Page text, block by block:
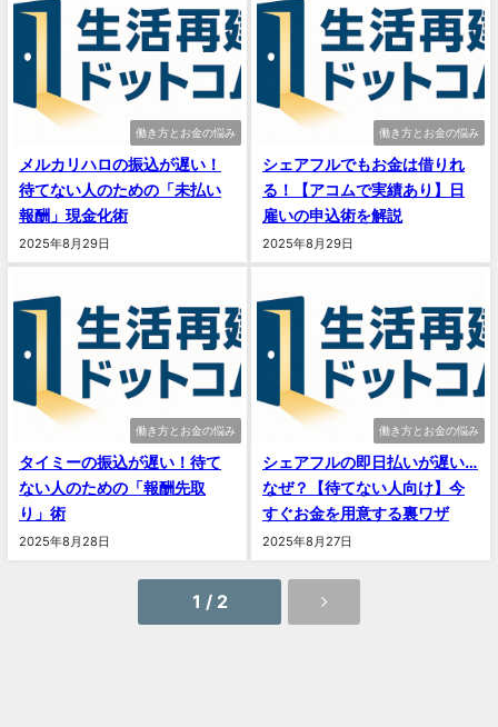
働き方とお金の悩み
メルカリハロの振込が遅い！
待てない人のための「未払い
報酬」現金化術
2025年8月29日
働き方とお金の悩み
シェアフルでもお金は借りれ
る！【アコムで実績あり】日
雇いの申込術を解説
2025年8月29日
働き方とお金の悩み
タイミーの振込が遅い！待て
ない人のための「報酬先取
り」術
2025年8月28日
働き方とお金の悩み
シェアフルの即日払いが遅い…
なぜ？【待てない人向け】今
すぐお金を用意する裏ワザ
2025年8月27日
1 / 2